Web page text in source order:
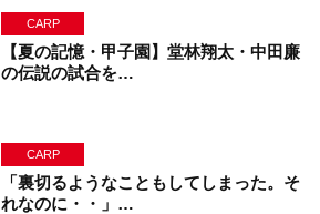
CARP
【夏の記憶・甲子園】堂林翔太・中田廉
の伝説の試合を…
CARP
「裏切るようなこともしてしまった。そ
れなのに・・」…